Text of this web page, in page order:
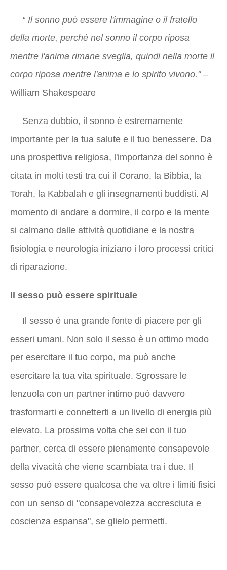
“ Il sonno può essere l'immagine o il fratello
della morte, perché nel sonno il corpo riposa
mentre l'anima rimane sveglia, quindi nella morte il
corpo riposa mentre l'anima e lo spirito vivono." –
William Shakespeare
Senza dubbio, il sonno è estremamente
importante per la tua salute e il tuo benessere. Da
una prospettiva religiosa, l'importanza del sonno è
citata in molti testi tra cui il Corano, la Bibbia, la
Torah, la Kabbalah e gli insegnamenti buddisti. Al
momento di andare a dormire, il corpo e la mente
si calmano dalle attività quotidiane e la nostra
fisiologia e neurologia iniziano i loro processi critici
di riparazione.
Il sesso può essere spirituale
Il sesso è una grande fonte di piacere per gli
esseri umani. Non solo il sesso è un ottimo modo
per esercitare il tuo corpo, ma può anche
esercitare la tua vita spirituale. Sgrossare le
lenzuola con un partner intimo può davvero
trasformarti e connetterti a un livello di energia più
elevato. La prossima volta che sei con il tuo
partner, cerca di essere pienamente consapevole
della vivacità che viene scambiata tra i due. Il
sesso può essere qualcosa che va oltre i limiti fisici
con un senso di "consapevolezza accresciuta e
coscienza espansa", se glielo permetti.